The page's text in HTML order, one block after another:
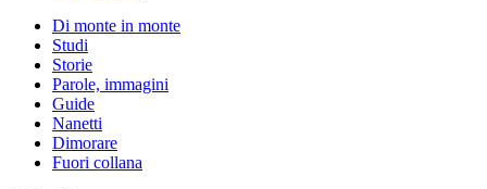
Di monte in monte
Studi
Storie
Parole, immagini
Guide
Nanetti
Dimorare
Fuori collana